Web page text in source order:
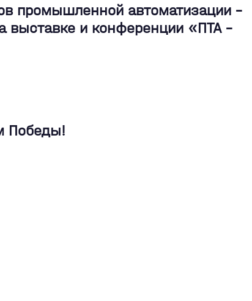
промышленной автоматизации -
выставке и конференции «ПТА –
Победы!